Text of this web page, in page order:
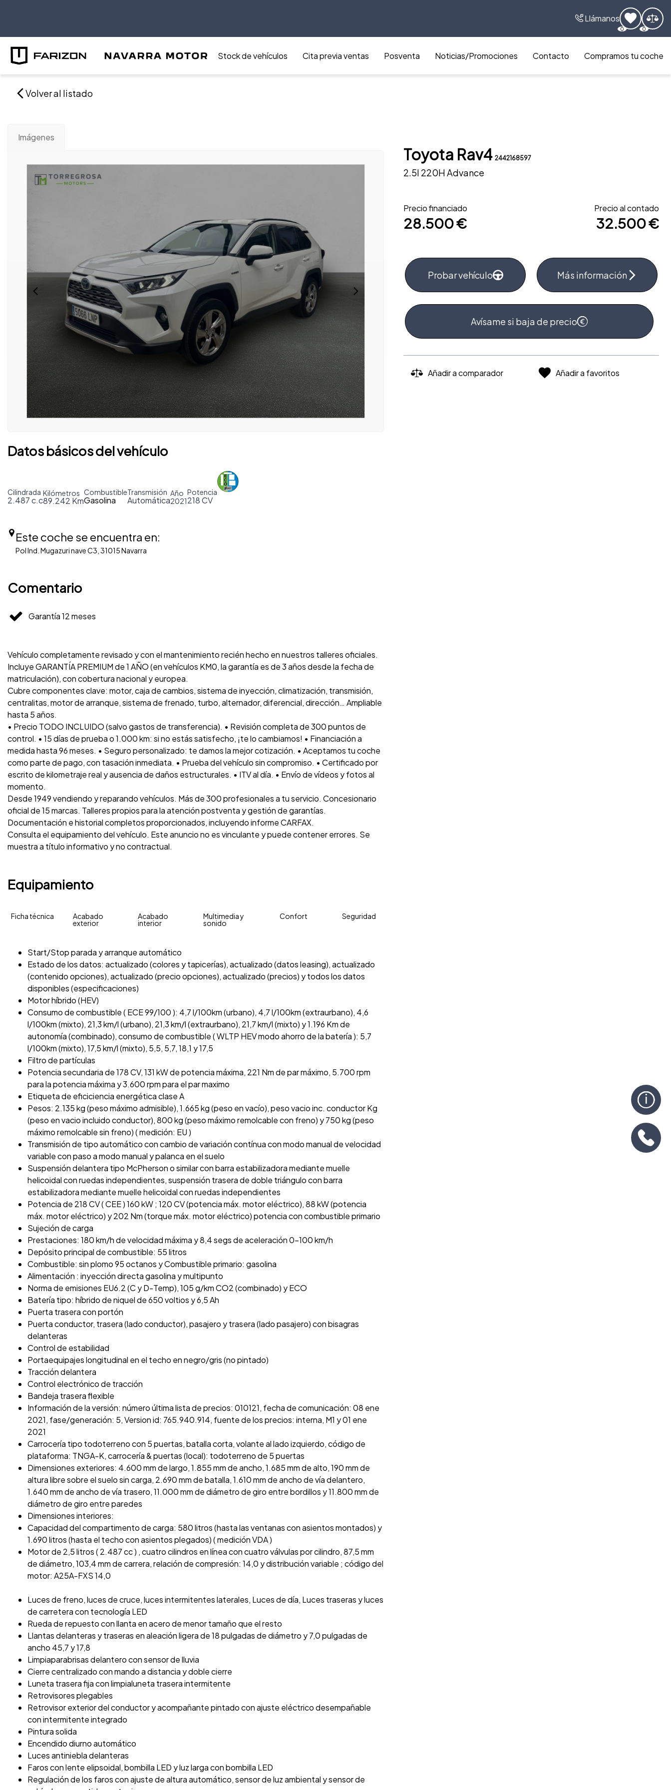
Llámanos
0 0
Stock de vehículos Cita previa ventas Posventa Noticias/Promociones Contacto Compramos tu coche
Volver al listado
Imágenes
Toyota Rav4 2442168597
2.5l 220H Advance
Precio financiado
28.500 €
Precio al contado
32.500 €
Probar vehículo Más información
Avísame si baja de precio
Añadir a comparador Añadir a favoritos
Datos básicos del vehículo
Cilindrada
2.487 c.c
Kilómetros
89.242 Km
Combustible
Gasolina
Transmisión
Automática
Año
2021
Potencia
218 CV
Este coche se encuentra en:
Pol Ind. Mugazuri nave C3, 31015 Navarra
Comentario
Garantía 12 meses
Vehículo completamente revisado y con el mantenimiento recién hecho en nuestros talleres oficiales.
Incluye GARANTÍA PREMIUM de 1 AÑO (en vehículos KM0, la garantía es de 3 años desde la fecha de
matriculación), con cobertura nacional y europea.
Cubre componentes clave: motor, caja de cambios, sistema de inyección, climatización, transmisión,
centralitas, motor de arranque, sistema de frenado, turbo, alternador, diferencial, dirección… Ampliable
hasta 5 años.
• Precio TODO INCLUIDO (salvo gastos de transferencia). • Revisión completa de 300 puntos de
control. • 15 días de prueba o 1.000 km: si no estás satisfecho, ¡te lo cambiamos! • Financiación a
medida hasta 96 meses. • Seguro personalizado: te damos la mejor cotización. • Aceptamos tu coche
como parte de pago, con tasación inmediata. • Prueba del vehículo sin compromiso. • Certificado por
escrito de kilometraje real y ausencia de daños estructurales. • ITV al día. • Envío de vídeos y fotos al
momento.
Desde 1949 vendiendo y reparando vehículos. Más de 300 profesionales a tu servicio. Concesionario
oficial de 15 marcas. Talleres propios para la atención postventa y gestión de garantías.
Documentación e historial completos proporcionados, incluyendo informe CARFAX.
Consulta el equipamiento del vehículo. Este anuncio no es vinculante y puede contener errores. Se
muestra a título informativo y no contractual.
Equipamiento
Ficha técnica
Start/Stop parada y arranque automático
Estado de los datos: actualizado (colores y tapicerías), actualizado (datos leasing), actualizado
(contenido opciones), actualizado (precio opciones), actualizado (precios) y todos los datos
disponibles (especificaciones)
Motor híbrido (HEV)
Consumo de combustible ( ECE 99/100 ): 4,7 l/100km (urbano), 4,7 l/100km (extraurbano), 4,6
l/100km (mixto), 21,3 km/l (urbano), 21,3 km/l (extraurbano), 21,7 km/l (mixto) y 1.196 Km de
autonomía (combinado), consumo de combustible ( WLTP HEV modo ahorro de la batería ): 5,7
l/100km (mixto), 17,5 km/l (mixto), 5,5, 5,7, 18,1 y 17,5
Filtro de partículas
Potencia secundaria de 178 CV, 131 kW de potencia máxima, 221 Nm de par máximo, 5.700 rpm
para la potencia máxima y 3.600 rpm para el par maximo
Etiqueta de eficiciencia energética clase A
Pesos: 2.135 kg (peso máximo admisible), 1.665 kg (peso en vacío), peso vacio inc. conductor Kg
(peso en vacio incluido conductor), 800 kg (peso máximo remolcable con freno) y 750 kg (peso
máximo remolcable sin freno) ( medición: EU )
Transmisión de tipo automático con cambio de variación contínua con modo manual de velocidad
variable con paso a modo manual y palanca en el suelo
Suspensión delantera tipo McPherson o similar con barra estabilizadora mediante muelle
helicoidal con ruedas independientes, suspensión trasera de doble triángulo con barra
estabilizadora mediante muelle helicoidal con ruedas independientes
Potencia de 218 CV ( CEE ) 160 kW ; 120 CV (potencia máx. motor eléctrico), 88 kW (potencia
máx. motor eléctrico) y 202 Nm (torque máx. motor eléctrico) potencia con combustible primario
Sujeción de carga
Prestaciones: 180 km/h de velocidad máxima y 8,4 segs de aceleración 0-100 km/h
Depósito principal de combustible: 55 litros
Combustible: sin plomo 95 octanos y Combustible primario: gasolina
Alimentación : inyección directa gasolina y multipunto
Norma de emisiones EU6.2 (C y D-Temp), 105 g/km CO2 (combinado) y ECO
Batería tipo: híbrido de niquel de 650 voltios y 6,5 Ah
Puerta trasera con portón
Puerta conductor, trasera (lado conductor), pasajero y trasera (lado pasajero) con bisagras
delanteras
Control de estabilidad
Portaequipajes longitudinal en el techo en negro/gris (no pintado)
Tracción delantera
Control electrónico de tracción
Bandeja trasera flexible
Información de la versión: número última lista de precios: 010121, fecha de comunicación: 08 ene
2021, fase/generación: 5, Version id: 765.940.914, fuente de los precios: interna, M1 y 01 ene
2021
Carrocería tipo todoterreno con 5 puertas, batalla corta, volante al lado izquierdo, código de
plataforma: TNGA-K, carrocería & puertas (local): todoterreno de 5 puertas
Dimensiones exteriores: 4.600 mm de largo, 1.855 mm de ancho, 1.685 mm de alto, 190 mm de
altura libre sobre el suelo sin carga, 2.690 mm de batalla, 1.610 mm de ancho de vía delantero,
1.640 mm de ancho de vía trasero, 11.000 mm de diámetro de giro entre bordillos y 11.800 mm de
diámetro de giro entre paredes
Dimensiones interiores:
Capacidad del compartimento de carga: 580 litros (hasta las ventanas con asientos montados) y
1.690 litros (hasta el techo con asientos plegados) ( medición VDA )
Motor de 2,5 litros ( 2.487 cc ) , cuatro cilindros en línea con cuatro válvulas por cilindro, 87,5 mm
de diámetro, 103,4 mm de carrera, relación de compresión: 14,0 y distribución variable ; código del
motor: A25A-FXS 14,0
Acabado
exterior
Luces de freno, luces de cruce, luces intermitentes laterales, Luces de día, Luces traseras y luces
de carretera con tecnología LED
Rueda de repuesto con llanta en acero de menor tamaño que el resto
Llantas delanteras y traseras en aleación ligera de 18 pulgadas de diámetro y 7,0 pulgadas de
ancho 45,7 y 17,8
Limpiaparabrisas delantero con sensor de lluvia
Cierre centralizado con mando a distancia y doble cierre
Luneta trasera fija con limpialuneta trasera intermitente
Retrovisores plegables
Retrovisor exterior del conductor y acompañante pintado con ajuste eléctrico desempañable
con intermitente integrado
Pintura solida
Encendido diurno automático
Luces antiniebla delanteras
Faros con lente elipsoidal, bombilla LED y luz larga con bombilla LED
Regulación de los faros con ajuste de altura automático, sensor de luz ambiental y sensor de
Acabado
interior
Multimedia y
sonido
Confort Seguridad